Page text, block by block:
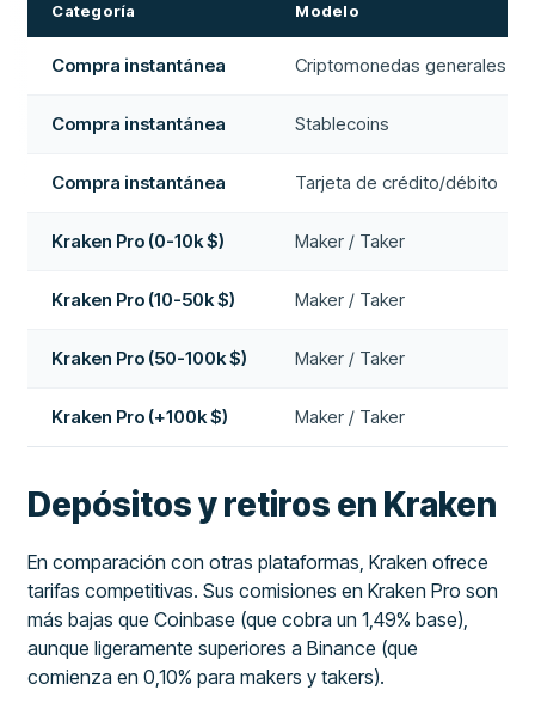
Categoría Modelo
Compra instantánea Criptomonedas generales
Compra instantánea Stablecoins
Compra instantánea Tarjeta de crédito/débito
Kraken Pro (0-10k $) Maker / Taker
Kraken Pro (10-50k $) Maker / Taker
Kraken Pro (50-100k $) Maker / Taker
Kraken Pro (+100k $) Maker / Taker
Depósitos y retiros en Kraken
En comparación con otras plataformas, Kraken ofrece
tarifas competitivas. Sus comisiones en Kraken Pro son
más bajas que Coinbase (que cobra un 1,49% base),
aunque ligeramente superiores a Binance (que
comienza en 0,10% para makers y takers).